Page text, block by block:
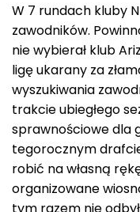
W 7 rundach kluby
zawodników.
nie wybierał klub
ligę ukarany za
wyszukiwania
trakcie ubiegłego
sprawnościowe dla
tegorocznym
robić na własną
organizowane
tym razem nie